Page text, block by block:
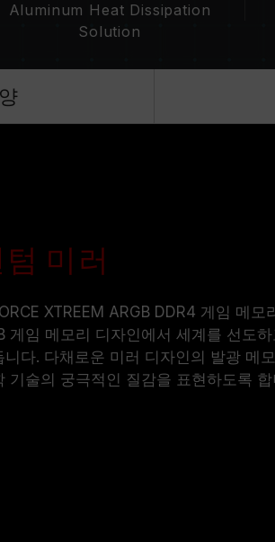
2.0 설정 활성화 등)은 JEDEC 표준
.
기재된 주파수는 달성 가능한 최대 주
다.
을 경우, 메모리가 표기된 오버클럭
Aluminum Heat Dissipation
Solution
미러
XTREEM ARGB DDR4 게임 메
게임 메모리 디자인에서 세계를 선도
니다. 다채로운 미러 디자인의 발광 메
기술의 궁극적인 질감을 표현하도록 합